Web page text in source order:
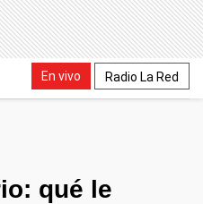
En vivo Radio La Red
qué le